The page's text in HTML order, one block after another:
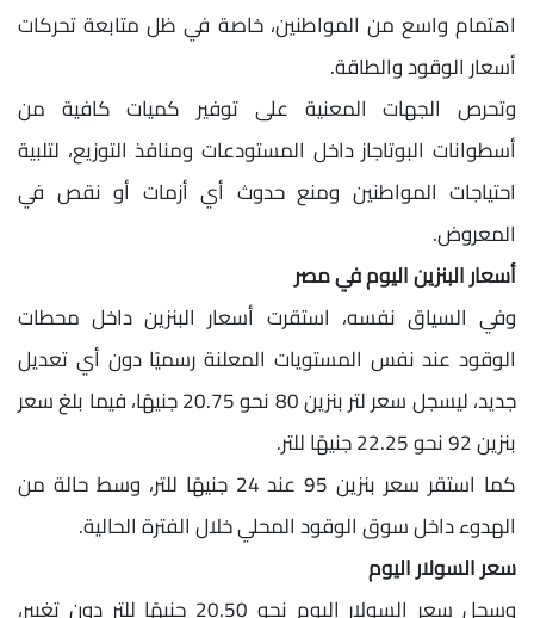
اهتمام واسع من المواطنين، خاصة في ظل متابعة تحركات
أسعار الوقود والطاقة.
وتحرص الجهات المعنية على توفير كميات كافية من
أسطوانات البوتاجاز داخل المستودعات ومنافذ التوزيع، لتلبية
احتياجات المواطنين ومنع حدوث أي أزمات أو نقص في
المعروض.
أسعار البنزين اليوم في مصر
وفي السياق نفسه، استقرت أسعار البنزين داخل محطات
الوقود عند نفس المستويات المعلنة رسميًا دون أي تعديل
جديد، ليسجل سعر لتر بنزين 80 نحو 20.75 جنيهًا، فيما بلغ سعر
بنزين 92 نحو 22.25 جنيهًا للتر.
كما استقر سعر بنزين 95 عند 24 جنيهًا للتر، وسط حالة من
الهدوء داخل سوق الوقود المحلي خلال الفترة الحالية.
سعر السولار اليوم
وسجل سعر السولار اليوم نحو 20.50 جنيهًا للتر دون تغيير،